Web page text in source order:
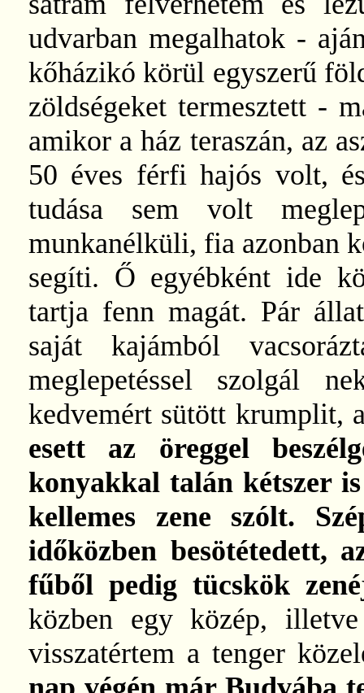
udvarban megalhatok -
kőházikó körül egyszerű
zöldségeket termesztett -
amikor a ház teraszán, az
50 éves férfi hajós volt,
tudása sem volt
munkanélküli, fia azonban
segíti. Ő egyébként ide
tartja fenn magát. Pár
saját kajámból
meglepetéssel szolgál
kedvemért sütött krumplit,
esett az öreggel
konyakkal talán kétszer
kellemes zene szólt.
időközben besötétedett,
fűből pedig tücskök
közben egy közép, illetve
visszatértem a tenger